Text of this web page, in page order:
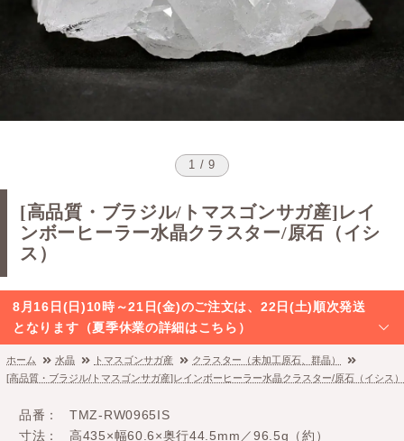
1 / 9
[高品質・ブラジル/トマスゴンサガ産]レイ
ンボーヒーラー水晶クラスター/原石（イシ
ス）
8月16日(日)10時～21日(金)のご注文は、22日(土)順次発送
となります（夏季休業の詳細はこちら）
ホーム 水晶 トマスゴンサガ産
クラスター（未加工原石、群晶）
[高品質・ブラジル/トマスゴンサガ産]レインボーヒーラー水晶クラスター/原石（イシス）
品番
TMZ-RW0965IS
寸法
高435×幅60.6×奥行44.5mm／96.5g（約）